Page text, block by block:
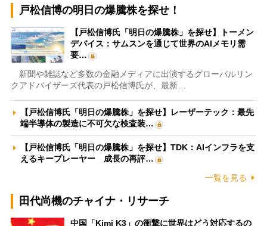
戸松信博の明日の爆騰株を探せ！
【戸松信博氏「明日の爆騰株」を探せ】トーメン
デバイス：サムスンを通じて世界のAIメモリ需
要…
新聞や雑誌など多数の金融メディアに出演するグローバルリン
クアドバイザーズ代表の戸松信博氏が、最新…
【戸松信博氏「明日の爆騰株」を探せ】レーザーテック：最先
端半導体の製造に不可欠な検査装…
【戸松信博氏「明日の爆騰株」を探せ】TDK：AIインフラを支
えるキープレーヤー 成長の再評…
一覧を見る
田代尚機のチャイナ・リサーチ
中国「Kimi K3」の衝撃に世界はどう対応するの